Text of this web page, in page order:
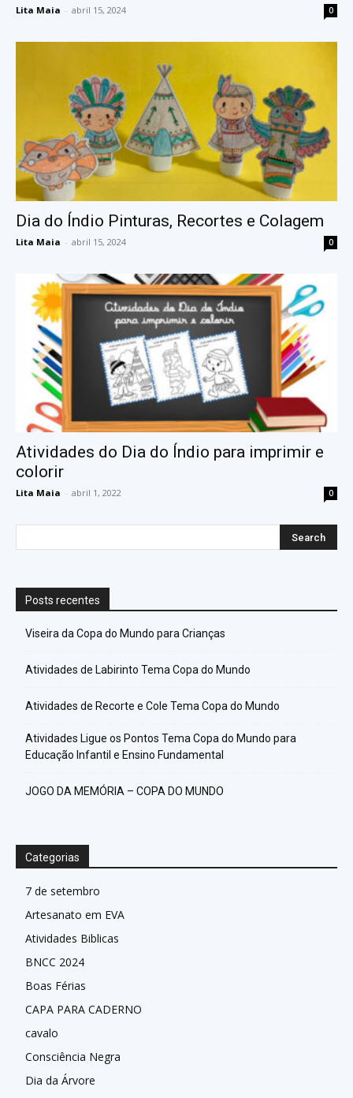
Lita Maia - abril 15, 2024 0
Dia do Índio Pinturas, Recortes e Colagem
Lita Maia - abril 15, 2024 0
Atividades do Dia do Índio para imprimir e
colorir
Lita Maia - abril 1, 2022 0
Posts recentes
Viseira da Copa do Mundo para Crianças
Atividades de Labirinto Tema Copa do Mundo
Atividades de Recorte e Cole Tema Copa do Mundo
Atividades Ligue os Pontos Tema Copa do Mundo para
Educação Infantil e Ensino Fundamental
JOGO DA MEMÓRIA – COPA DO MUNDO
Categorias
7 de setembro
Artesanato em EVA
Atividades Biblicas
BNCC 2024
Boas Férias
CAPA PARA CADERNO
cavalo
Consciência Negra
Dia da Árvore